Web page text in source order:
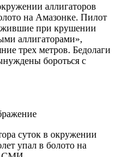
аллигаторов
на Амазонке. Пилот
при крушении
аллигаторами»,
трех метров. Бедолаги
бороться с
суток в окружении
упал в болото на